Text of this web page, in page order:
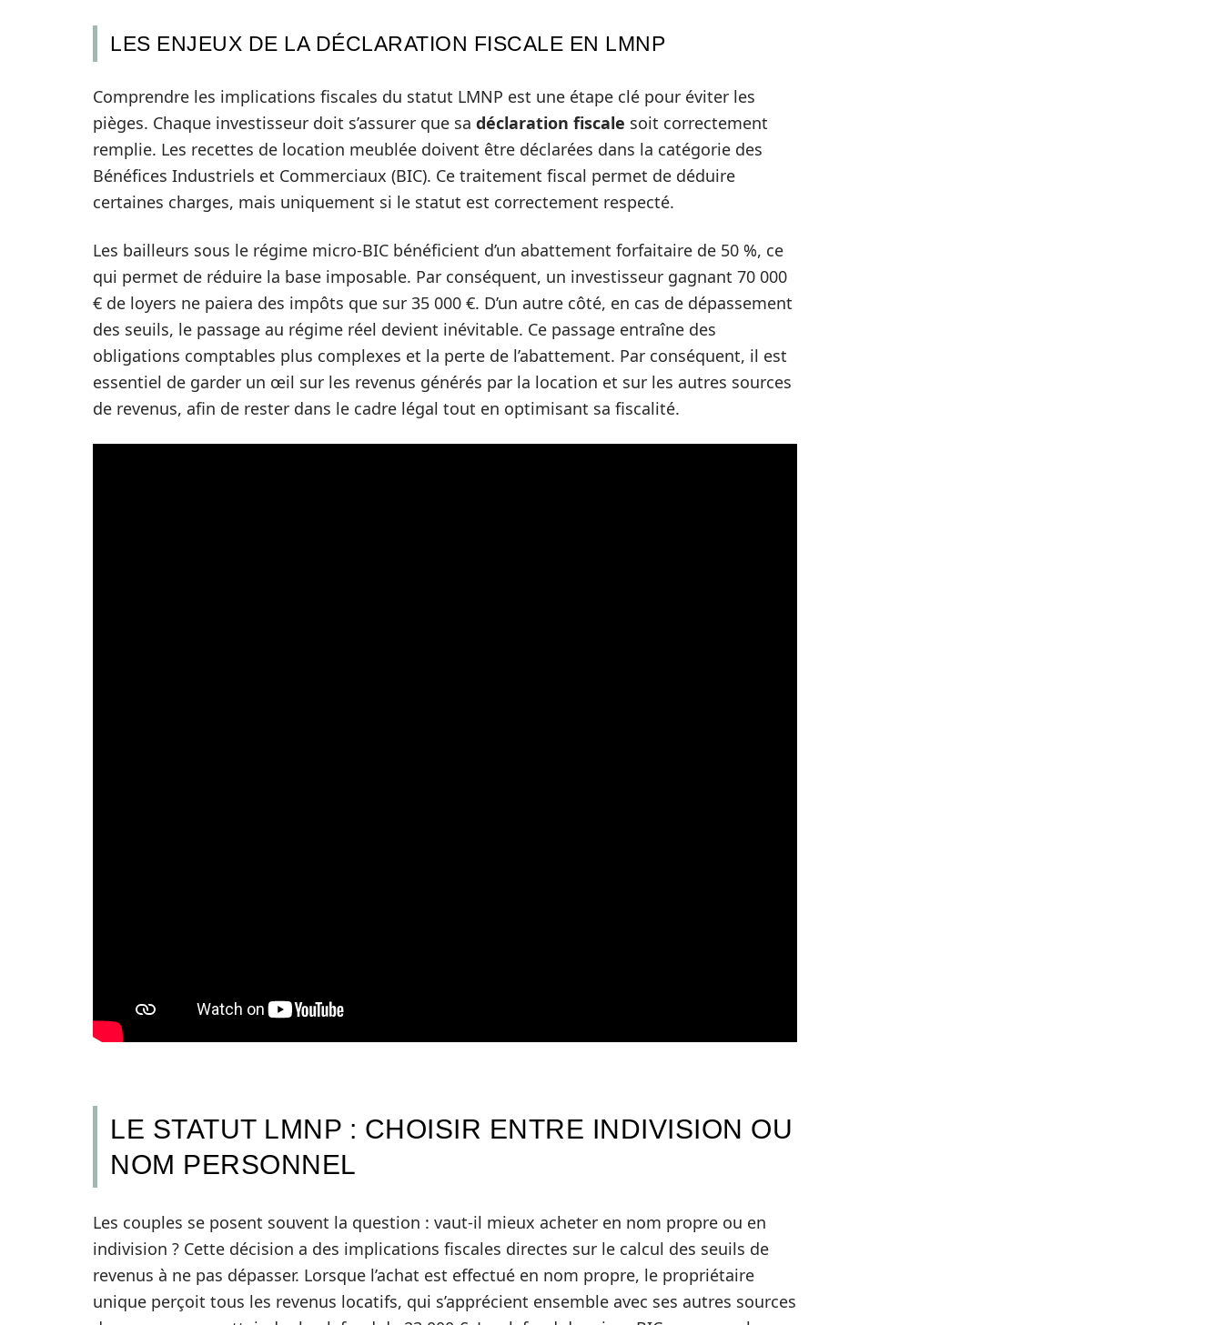
LES ENJEUX DE LA DÉCLARATION FISCALE EN LMNP
Comprendre les implications fiscales du statut LMNP est une étape clé pour éviter les
pièges. Chaque investisseur doit s’assurer que sa déclaration fiscale soit correctement
remplie. Les recettes de location meublée doivent être déclarées dans la catégorie des
Bénéfices Industriels et Commerciaux (BIC). Ce traitement fiscal permet de déduire
certaines charges, mais uniquement si le statut est correctement respecté.
Les bailleurs sous le régime micro-BIC bénéficient d’un abattement forfaitaire de 50 %, ce
qui permet de réduire la base imposable. Par conséquent, un investisseur gagnant 70 000
€ de loyers ne paiera des impôts que sur 35 000 €. D’un autre côté, en cas de dépassement
des seuils, le passage au régime réel devient inévitable. Ce passage entraîne des
obligations comptables plus complexes et la perte de l’abattement. Par conséquent, il est
essentiel de garder un œil sur les revenus générés par la location et sur les autres sources
de revenus, afin de rester dans le cadre légal tout en optimisant sa fiscalité.
LE STATUT LMNP : CHOISIR ENTRE INDIVISION OU
NOM PERSONNEL
Les couples se posent souvent la question : vaut-il mieux acheter en nom propre ou en
indivision ? Cette décision a des implications fiscales directes sur le calcul des seuils de
revenus à ne pas dépasser. Lorsque l’achat est effectué en nom propre, le propriétaire
unique perçoit tous les revenus locatifs, qui s’apprécient ensemble avec ses autres sources